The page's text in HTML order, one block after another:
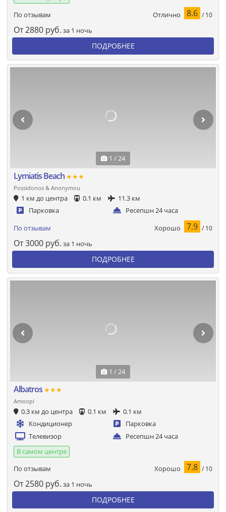
По отзывам
Отлично 8.6 / 10
От2880 руб. за 1 ночь
ПОДРОБНЕЕ
1 / 24
Lymiatis Beach ★★★
Possidonos & Anonymou
1 км до центра 0.1 км
11.3 км
Парковка
Ресепшн 24 часа
По отзывам Хорошо 7.9 / 10
От3000 руб. за 1 ночь
ПОДРОБНЕЕ
1 / 24
Albatros ★★★
Amoopi
0.3 км до центра 0.1 км
0.1 км
Кондиционер
Парковка
Телевизор
Ресепшн 24 часа
В самом центре
По отзывам
Хорошо 7.8 / 10
От2580 руб. за 1 ночь
ПОДРОБНЕЕ